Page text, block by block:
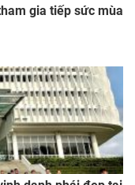
gia tiếp sức mùa